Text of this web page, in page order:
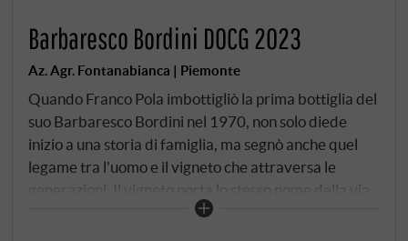
Barbaresco Bordini DOCG 2023
Az. Agr. Fontanabianca | Piemonte
Quando Franco Pola imbottigliò la prima bottiglia del
suo Barbaresco Bordini nel 1970, non solo diede
inizio a una storia di famiglia, ma segnò anche quel
legame tra l'uomo e il vigneto che attraversa le
generazioni. Il vigneto porta lo stesso nome della via
in cui sorge la cantina – Via Bordini 15 – e questa